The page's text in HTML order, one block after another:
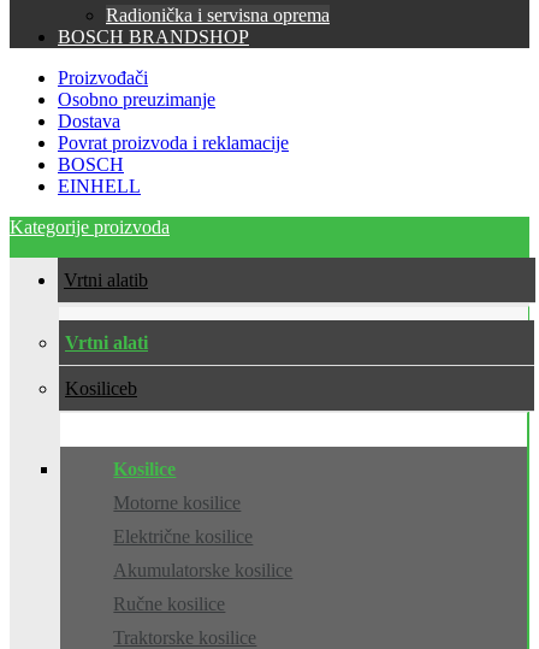
Radionička i servisna oprema
BOSCH BRANDSHOP
Proizvođači
Osobno preuzimanje
Dostava
Povrat proizvoda i reklamacije
BOSCH
EINHELL
Kategorije proizvoda
Vrtni alati
Vrtni alati
Kosilice
Kosilice
Motorne kosilice
Električne kosilice
Akumulatorske kosilice
Ručne kosilice
Traktorske kosilice